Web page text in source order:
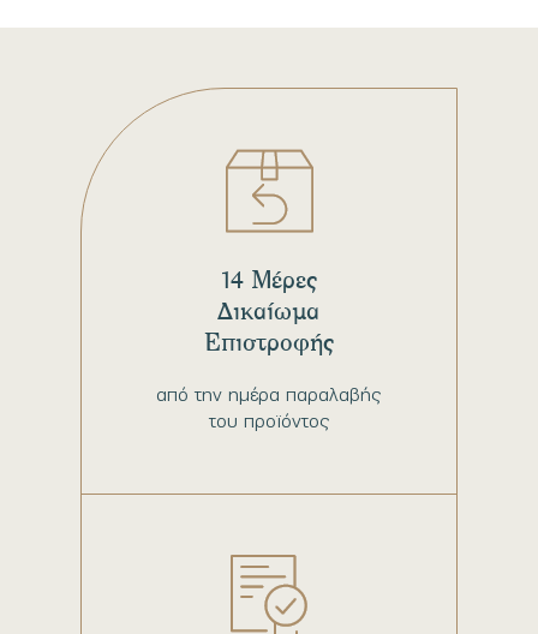
από την ημέρα παραλαβής
του προϊόντος
14 Μέρες
Δικαίωμα
Επιστροφής